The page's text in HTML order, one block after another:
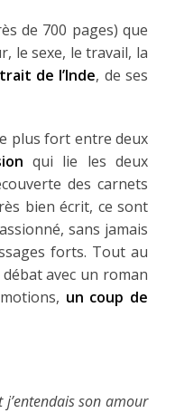
de 700 pages) que
le sexe, le travail, la
de l’Inde, de ses
plus fort entre deux
qui lie les deux
des carnets
bien écrit, ce sont
sans jamais
forts. Tout au
avec un roman
un coup de
son amour